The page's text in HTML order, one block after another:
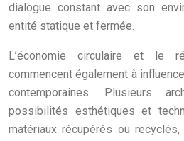
dialogue constant avec son
entité statique et fermée.
L’économie circulaire et le
commencent également à
contemporaines. Plusieurs
possibilités esthétiques et
matériaux récupérés ou